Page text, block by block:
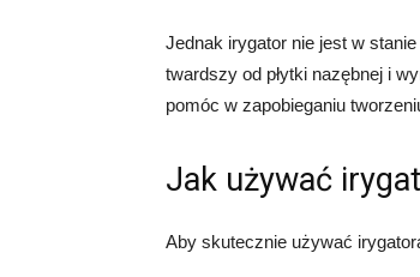
Jednak irygator nie jest w
twardszy od płytki nazębnej i
pomóc w zapobieganiu
Jak używać
Aby skutecznie używać